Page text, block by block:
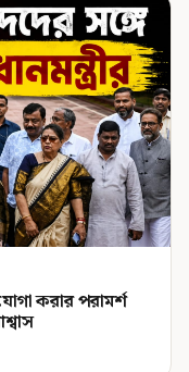
করার পরামর্শ